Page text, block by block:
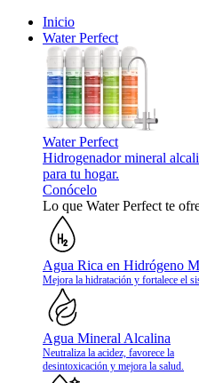
Inicio
Water Perfect
Water Perfect
Hidrogenador mineral
para tu hogar.
Conócelo
Lo que Water Perfect te
Agua Rica en Hidrógeno
Mejora la hidratación y fortalece el
Agua Mineral Alcalina
Neutraliza la acidez, favorece la
desintoxicación y mejora la salud.